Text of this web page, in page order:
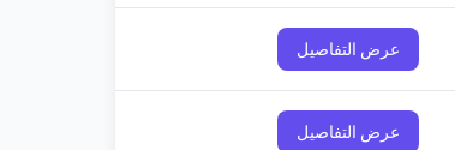
عرض التفاصيل
عرض التفاصيل